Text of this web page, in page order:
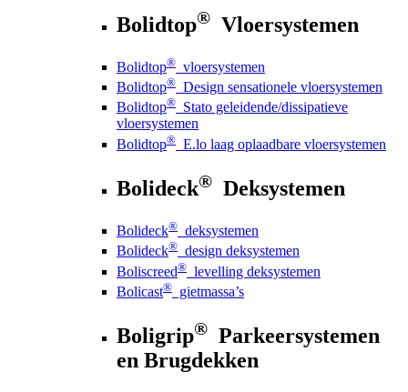
Bolidtop® Vloersystemen
Bolidtop® vloersystemen
Bolidtop® Design sensationele vloersystemen
Bolidtop® Stato geleidende/dissipatieve
vloersystemen
Bolidtop® E.lo laag oplaadbare vloersystemen
Bolideck® Deksystemen
Bolideck® deksystemen
Bolideck® design deksystemen
Boliscreed® levelling deksystemen
Bolicast® gietmassa’s
Boligrip® Parkeersystemen
en Brugdekken